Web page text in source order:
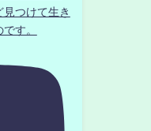
つけて生き
す。